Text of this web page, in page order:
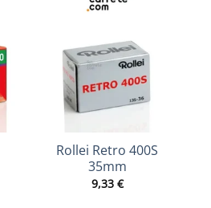
Rollei Retro 400S
35mm
9,33 €